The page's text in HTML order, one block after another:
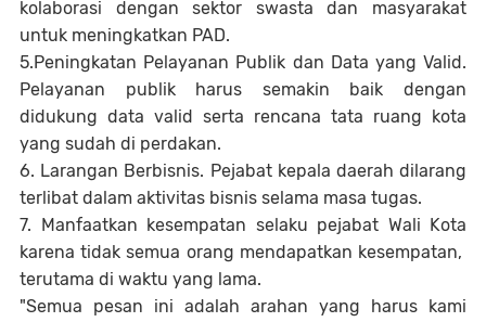
kolaborasi dengan sektor swasta dan masyarakat
untuk meningkatkan PAD.
5.Peningkatan Pelayanan Publik dan Data yang Valid.
Pelayanan publik harus semakin baik dengan
didukung data valid serta rencana tata ruang kota
yang sudah di perdakan.
6. Larangan Berbisnis. Pejabat kepala daerah dilarang
terlibat dalam aktivitas bisnis selama masa tugas.
7. Manfaatkan kesempatan selaku pejabat Wali Kota
karena tidak semua orang mendapatkan kesempatan,
terutama di waktu yang lama.
"Semua pesan ini adalah arahan yang harus kami